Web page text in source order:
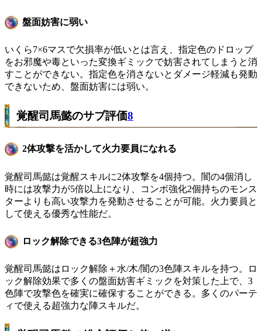
盤面妨害に弱い
いくら7×6マスで欠損率が低いとは言え、指定色のドロップ
をお邪魔や毒といった変換ギミックで妨害されてしまうと消
すことができない。指定色を消さないとダメージ軽減も発動
できないため、盤面妨害には弱い。
覚醒司馬懿のサブ評価8
2体攻撃を活かして火力要員になれる
覚醒司馬懿は覚醒スキルに2体攻撃を4個持つ。闇の4個消し
時には攻撃力が5倍以上になり、コンボ強化2個持ちのモンス
ターよりも高い攻撃力を発動させることが可能。火力要員と
して使える優秀な性能だ。
ロック解除できる3色陣が超強力
覚醒司馬懿はロック解除＋水/木/闇の3色陣スキルを持つ。ロ
ック解除効果で多くの盤面妨害ギミックを対策した上で、3
色陣で攻撃色を確実に確保することができる。多くのパーテ
ィで使える超強力な陣スキルだ。